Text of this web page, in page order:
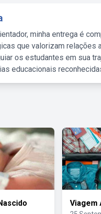
minha entrega é
que valorizam relações
os estudantes em sua
educacionais
Viagem